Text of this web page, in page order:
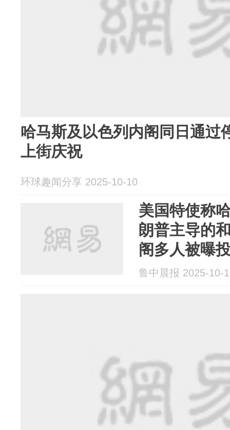
哈马斯及以色列内阁同日通过
上街庆祝
环球趣闻分享 2025-10-10
美国特使称
朗普主导的
阁多人被曝
鲁中晨报 2025-10-